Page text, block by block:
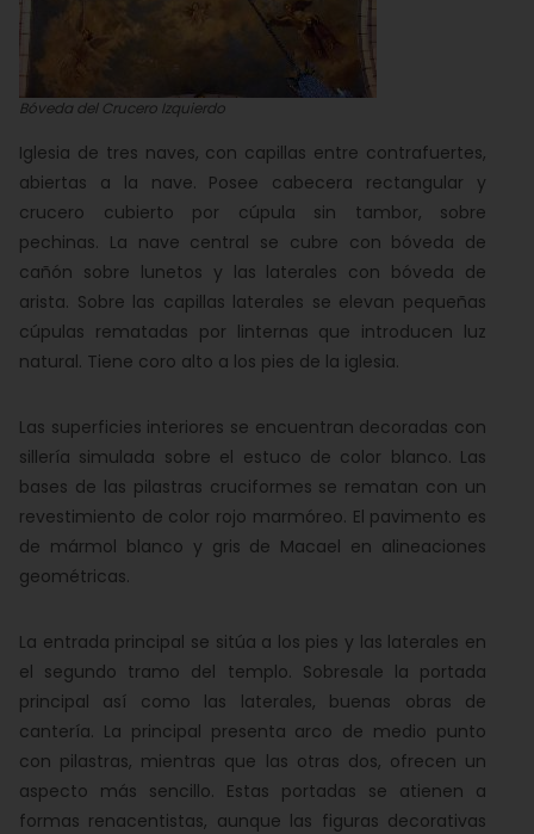
Bóveda del Crucero Izquierdo
Iglesia de tres naves, con capillas entre contrafuertes,
abiertas a la nave. Posee cabecera rectangular y
crucero cubierto por cúpula sin tambor, sobre
pechinas. La nave central se cubre con bóveda de
cañón sobre lunetos y las laterales con bóveda de
arista. Sobre las capillas laterales se elevan pequeñas
cúpulas rematadas por linternas que introducen luz
natural. Tiene coro alto a los pies de la iglesia.
Las superficies interiores se encuentran decoradas con
sillería simulada sobre el estuco de color blanco. Las
bases de las pilastras cruciformes se rematan con un
revestimiento de color rojo marmóreo. El pavimento es
de mármol blanco y gris de Macael en alineaciones
geométricas.
La entrada principal se sitúa a los pies y las laterales en
el segundo tramo del templo. Sobresale la portada
principal así como las laterales, buenas obras de
cantería. La principal presenta arco de medio punto
con pilastras, mientras que las otras dos, ofrecen un
aspecto más sencillo. Estas portadas se atienen a
formas renacentistas, aunque las figuras decorativas